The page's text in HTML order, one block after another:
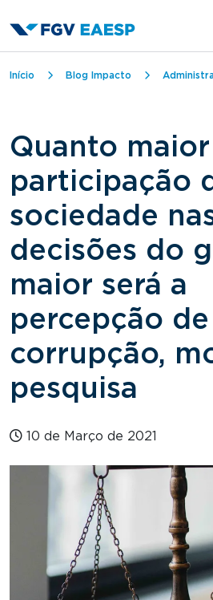
Trilha de navegação
Início Blog Impacto
Quanto maior
participação
sociedade
decisões do
maior será a
percepção de
corrupção,
pesquisa
10 de Março de 2021